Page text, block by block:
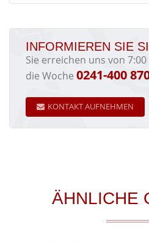
INFORMIEREN SIE
Sie erreichen uns von
die Woche 0241-400
KONTAKT AUFNEHMEN
ÄHNLICHE